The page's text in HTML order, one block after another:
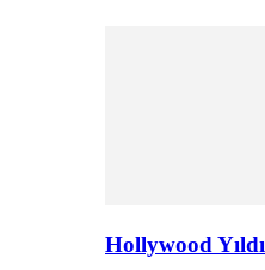
Hollywood